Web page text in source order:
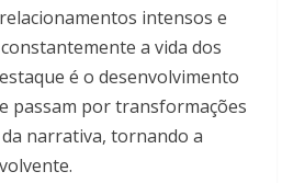
intensos e
a vida dos
é o desenvolvimento
passam por transformações
narrativa, tornando a